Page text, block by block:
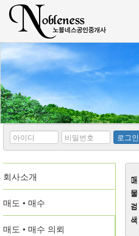
*
아
디
*
비
번
로그인
회사소개
매도 • 매수
매도 • 매수 의뢰